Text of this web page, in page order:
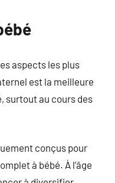
aspects les plus
est la meilleure
surtout au cours des
conçus pour
à bébé. À l’âge